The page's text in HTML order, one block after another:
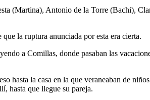
(Martina), Antonio de la Torre (Bachi),
la ruptura anunciada por esta era cierta.
a Comillas, donde pasaban las
la casa en la que veraneaban de
hasta que llegue su pareja.